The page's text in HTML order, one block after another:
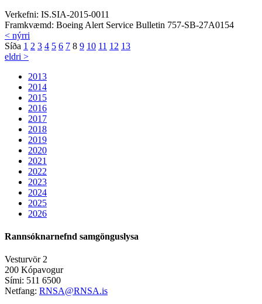
Verkefni: IS.SIA-2015-0011
Framkvæmd: Boeing Alert Service Bulletin 757-SB-27A0154
< nýrri
Síða 1 2 3 4 5 6 7 8 9 10 11 12 13
eldri >
2013
2014
2015
2016
2017
2018
2019
2020
2021
2022
2023
2024
2025
2026
Rannsóknarnefnd samgönguslysa
Vesturvör 2
200 Kópavogur
Sími: 511 6500
Netfang: RNSA@RNSA.is